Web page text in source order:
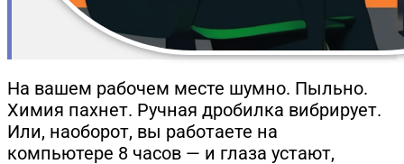
На вашем рабочем месте шумно. Пыльно.
Химия пахнет. Ручная дробилка вибрирует.
Или, наоборот, вы работаете на
компьютере 8 часов — и глаза устают,